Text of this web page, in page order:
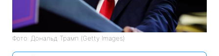
Фото: Дональд Трамп (Getty Images)